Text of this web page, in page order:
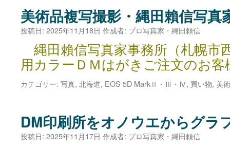
美術品複写撮影・縄田賴信写真
投稿日: 2025年11月18日 作成者: プロ写真家・縄田頼信
縄田賴信写真家事務所（札幌市
用カラーＤＭはがきご注文のお
カテゴリー: 写真, 北海道, EOS 5D MarkⅡ・Ⅲ・Ⅳ, 買い物, 美術
DM印刷所をオノウエからグラ
投稿日: 2025年11月17日 作成者: プロ写真家・縄田頼信